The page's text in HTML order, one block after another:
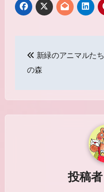
稿
ビ
新緑のアニマルたち
の森
投稿者